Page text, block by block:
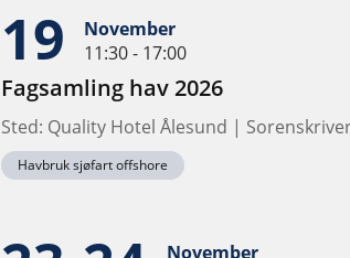
19
November
11:30 - 17:00
Fagsamling hav 2026
Sted: Quality Hotel Ålesund |
Havbruk sjøfart offshore
November